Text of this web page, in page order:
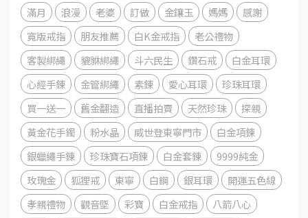
滿月
浪漫 老婆 訂做 金鑲玉 媽媽
感謝
寬版戒指
朋友推薦 白K金戒指
老公禮物
客製綁繩
貔貅綁繩 斗六民生 鑽石戒
白金耳環
心經手鍊
金管綁繩 素鍊 愛心耳環
珍珠耳環
買一送一
舊金翻造 直播拍賣 天然珍珠
探親
黃金花手鐲
粉水晶 威世登東寧門市
白金項鍊
銀蠟繩手鍊
珍珠寶石項鍊 白金套鍊
9999純金
玫瑰金
狐狸戒 東寧 白鋼 銀耳環
開運五色線
孝親禮物
觀音墜 彩寶 白金戒指
八箭八心